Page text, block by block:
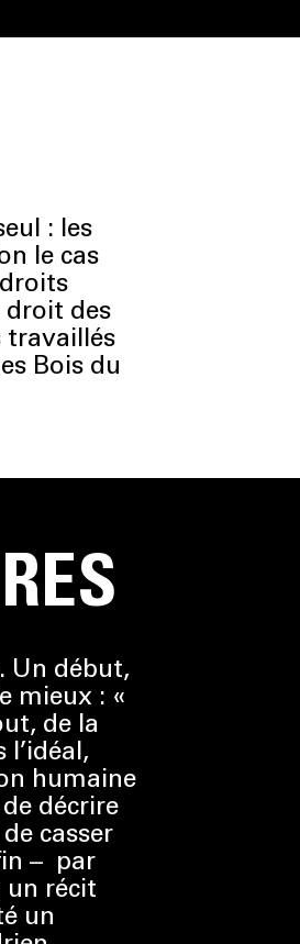
: les
le cas
droit des
travaillés
Bois du
Un début,
mieux : «
de la
humaine
décrire
casser
– par
un récit
un